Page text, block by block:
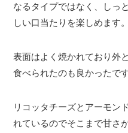
なるタイプではなく、しっ
しい口当たりを楽しめます。
表面はよく焼かれており外
食べられたのも良かったです
リコッタチーズとアーモン
れているのでそこまで甘さ